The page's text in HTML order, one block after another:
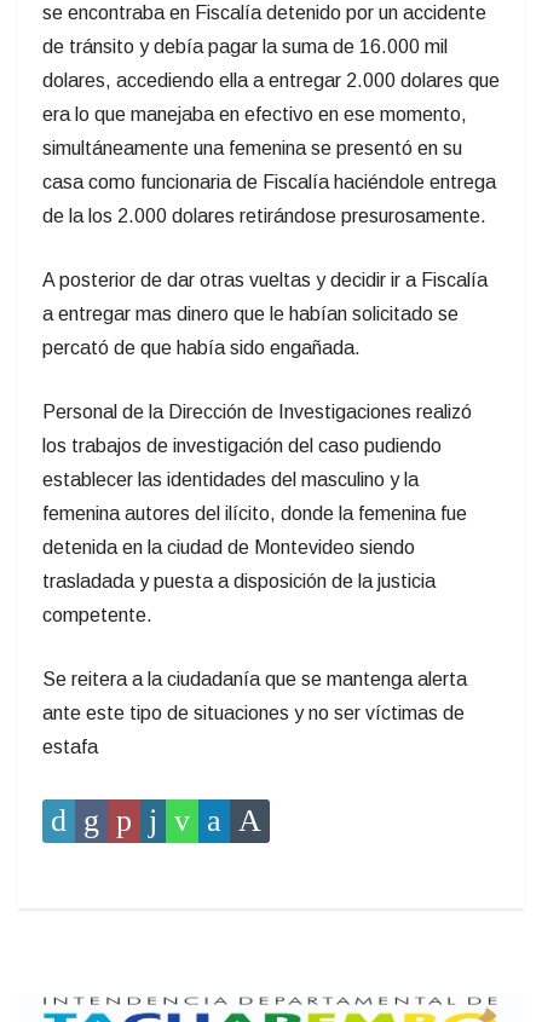
se encontraba en Fiscalía detenido por un accidente
de tránsito y debía pagar la suma de 16.000 mil
dolares, accediendo ella a entregar 2.000 dolares que
era lo que manejaba en efectivo en ese momento,
simultáneamente una femenina se presentó en su
casa como funcionaria de Fiscalía haciéndole entrega
de la los 2.000 dolares retirándose presurosamente.
A posterior de dar otras vueltas y decidir ir a Fiscalía
a entregar mas dinero que le habían solicitado se
percató de que había sido engañada.
Personal de la Dirección de Investigaciones realizó
los trabajos de investigación del caso pudiendo
establecer las identidades del masculino y la
femenina autores del ilícito, donde la femenina fue
detenida en la ciudad de Montevideo siendo
trasladada y puesta a disposición de la justicia
competente.
Se reitera a la ciudadanía que se mantenga alerta
ante este tipo de situaciones y no ser víctimas de
estafa